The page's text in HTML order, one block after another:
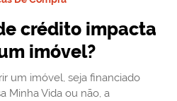
crédito impacta
imóvel?
um imóvel, seja financiado
Minha Vida ou não, a